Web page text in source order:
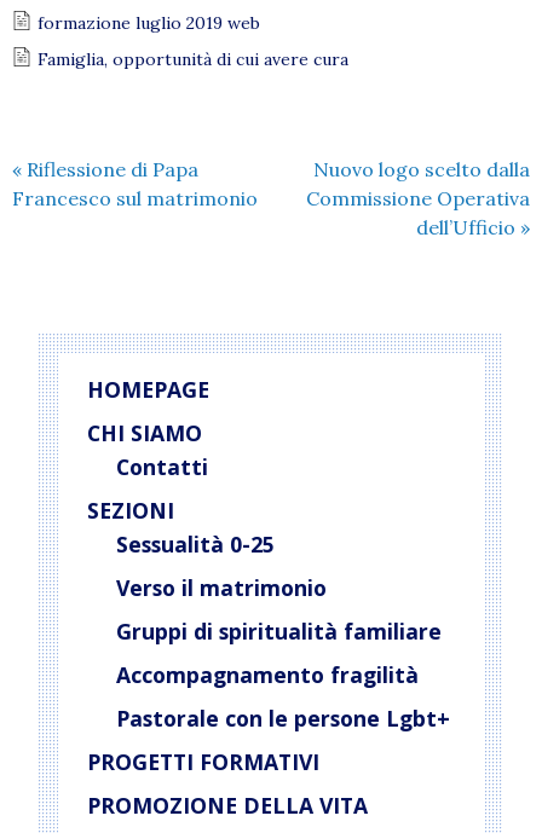
formazione luglio 2019 web
Famiglia, opportunità di cui avere cura
« Riflessione di Papa
Francesco sul matrimonio
Nuovo logo scelto dalla
Commissione Operativa
dell’Ufficio »
HOMEPAGE
CHI SIAMO
Contatti
SEZIONI
Sessualità 0-25
Verso il matrimonio
Gruppi di spiritualità familiare
Accompagnamento fragilità
Pastorale con le persone Lgbt+
PROGETTI FORMATIVI
PROMOZIONE DELLA VITA